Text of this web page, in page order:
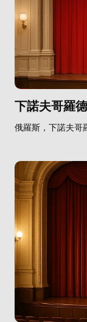
下諾夫哥羅
俄羅斯，下諾夫哥